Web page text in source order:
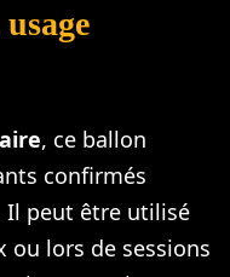
, ce ballon
confirmés
Il peut être utilisé
ou lors de sessions